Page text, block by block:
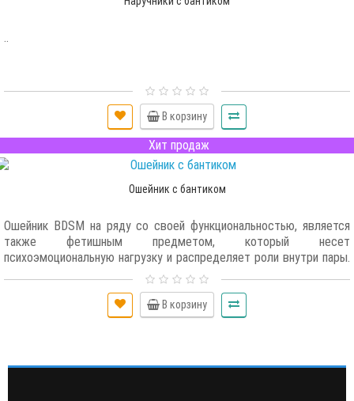
..
В корзину
Хит продаж
Ошейник с бантиком
Ошейник BDSM на ряду со своей функциональностью, является
также фетишным предметом, который несет
психоэмоциональную нагрузку и распределяет роли внутри пары.
Одевая его на другого, Вы ощущаете власть и ответственность
за него, а позволив одеть на себя ошейник, чувствуете
принадлежность к партнеру и подавление собственной воли. Так
как в обычной жизни повод для ношения ошейника навряд ли
предмет управления секс-партнёром. Ошейник из натуральной
В корзину